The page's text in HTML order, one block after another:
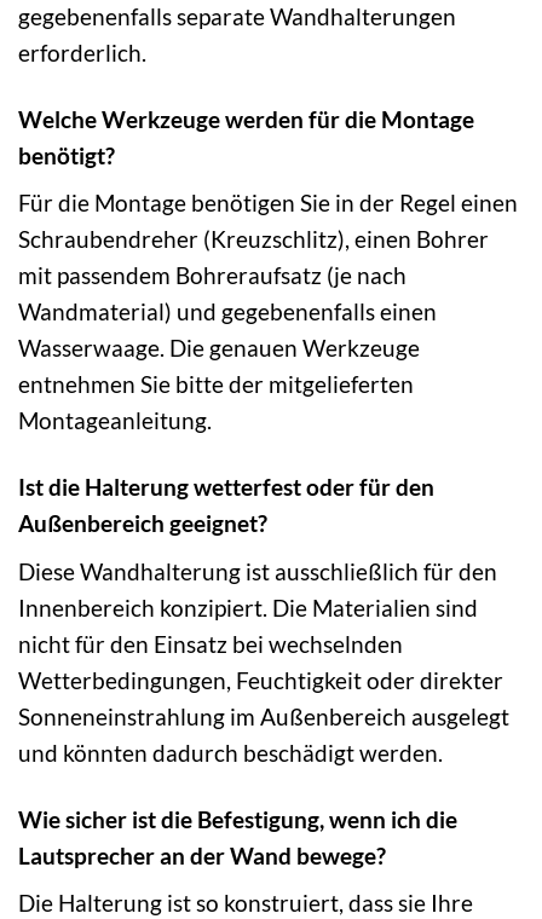
gegebenenfalls separate Wandhalterungen
erforderlich.
Welche Werkzeuge werden für die Montage
benötigt?
Für die Montage benötigen Sie in der Regel einen
Schraubendreher (Kreuzschlitz), einen Bohrer
mit passendem Bohreraufsatz (je nach
Wandmaterial) und gegebenenfalls einen
Wasserwaage. Die genauen Werkzeuge
entnehmen Sie bitte der mitgelieferten
Montageanleitung.
Ist die Halterung wetterfest oder für den
Außenbereich geeignet?
Diese Wandhalterung ist ausschließlich für den
Innenbereich konzipiert. Die Materialien sind
nicht für den Einsatz bei wechselnden
Wetterbedingungen, Feuchtigkeit oder direkter
Sonneneinstrahlung im Außenbereich ausgelegt
und könnten dadurch beschädigt werden.
Wie sicher ist die Befestigung, wenn ich die
Lautsprecher an der Wand bewege?
Die Halterung ist so konstruiert, dass sie Ihre